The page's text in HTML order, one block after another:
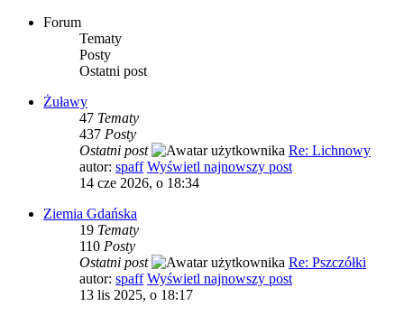
Forum
Tematy
Posty
Ostatni post
Żuławy
47 Tematy
437 Posty
Ostatni post
Re: Lichnowy
autor: spaff Wyświetl najnowszy post
14 cze 2026, o 18:34
Ziemia Gdańska
19 Tematy
110 Posty
Ostatni post
Re: Pszczółki
autor: spaff Wyświetl najnowszy post
13 lis 2025, o 18:17